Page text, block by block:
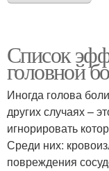
Список
головной
Иногда голова
других случаях –
игнорировать
Среди них:
повреждения